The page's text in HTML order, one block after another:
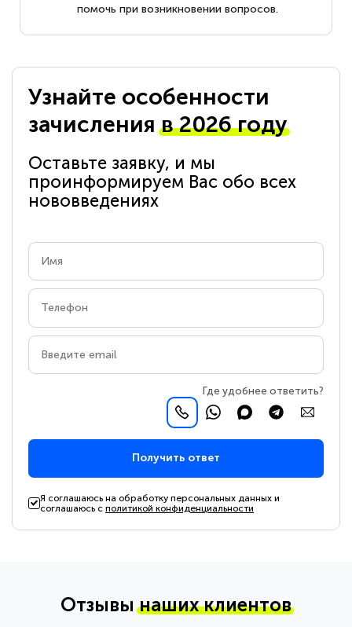
помочь при возникновении вопросов.
Узнайте особенности
зачисленияв 2026 году
Оставьте заявку, и мы
проинформируем Вас обо всех
нововведениях
Где удобнее ответить?
Получить ответ
Я соглашаюсь на обработку персональных данных и
соглашаюсь сполитикой конфиденциальности
Отзывынаших клиентов